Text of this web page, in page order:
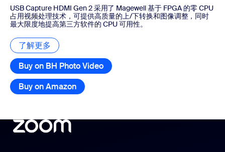
USB Capture HDMI Gen 2 采用了 Magewell 基于 FPGA 的零 CPU
占用视频处理技术，可提供高质量的上/下转换和图像调整，同时
最大限度地提高第三方软件的 CPU 可用性。
了解更多 了解更多
Buy on BH Photo Video
Buy on Amazon